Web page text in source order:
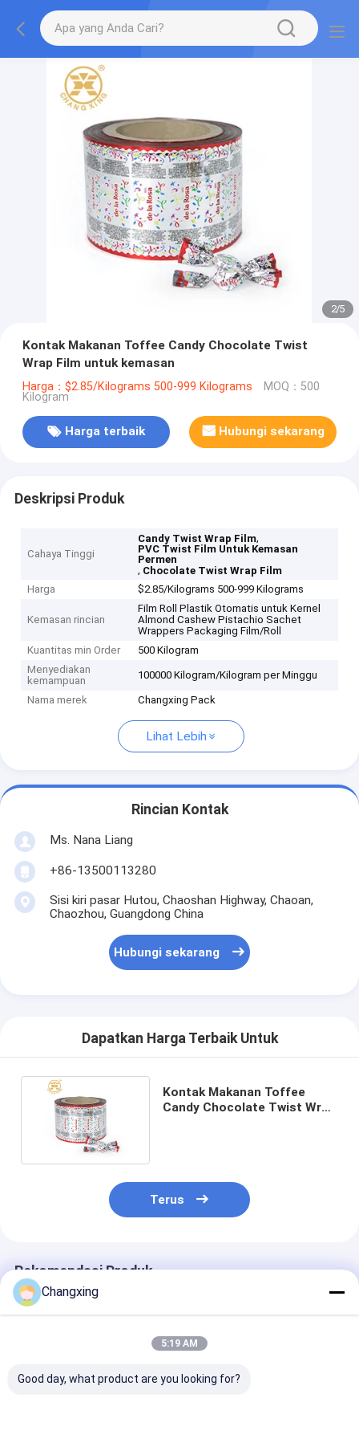
2/5
Kontak Makanan Toffee Candy Chocolate Twist
Wrap Film untuk kemasan
Harga：$2.85/Kilograms 500-999 Kilograms MOQ：500
Kilogram
Harga terbaik Hubungi sekarang
Deskripsi Produk
Cahaya Tinggi
Candy Twist Wrap Film,
PVC Twist Film Untuk Kemasan
Permen
, Chocolate Twist Wrap Film
Harga
$2.85/Kilograms 500-999 Kilograms
Kemasan rincian
Film Roll Plastik Otomatis untuk Kernel
Almond Cashew Pistachio Sachet
Wrappers Packaging Film/Roll
Kuantitas min Order
500 Kilogram
Menyediakan
kemampuan
100000 Kilogram/Kilogram per Minggu
Nama merek Changxing Pack
Lihat Lebih
Rincian Kontak
Ms. Nana Liang
+86-13500113280
Sisi kiri pasar Hutou, Chaoshan Highway, Chaoan,
Chaozhou, Guangdong China
Hubungi sekarang
Dapatkan Harga Terbaik Untuk
Kontak Makanan Toffee
Candy Chocolate Twist Wrap
Terus
Rekomendasi Produk
Changxing
5:19 AM
Good day, what product are you looking for?